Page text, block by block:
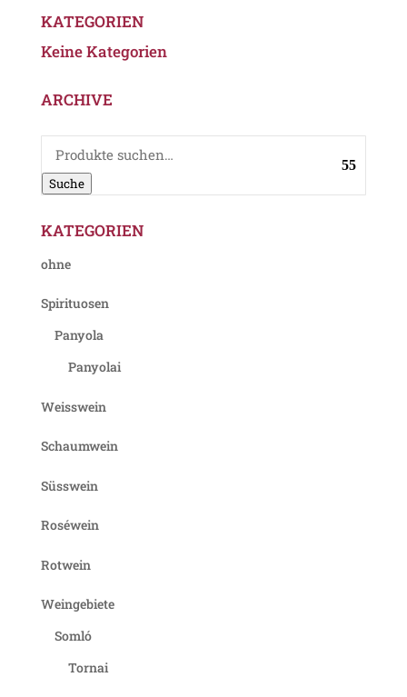
KATEGORIEN
Keine Kategorien
ARCHIVE
Suche
nach:
Suche
KATEGORIEN
ohne
Spirituosen
Panyola
Panyolai
Weisswein
Schaumwein
Süsswein
Roséwein
Rotwein
Weingebiete
Somló
Tornai